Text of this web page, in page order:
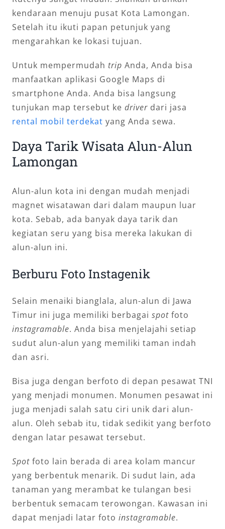
kendaraan menuju pusat Kota Lamongan.
Setelah itu ikuti papan petunjuk yang
mengarahkan ke lokasi tujuan.
Untuk mempermudah trip Anda, Anda bisa
manfaatkan aplikasi Google Maps di
smartphone Anda. Anda bisa langsung
tunjukan map tersebut ke driver dari jasa
rental mobil terdekat yang Anda sewa.
Daya Tarik Wisata Alun-Alun
Lamongan
Alun-alun kota ini dengan mudah menjadi
magnet wisatawan dari dalam maupun luar
kota. Sebab, ada banyak daya tarik dan
kegiatan seru yang bisa mereka lakukan di
alun-alun ini.
Berburu Foto Instagenik
Selain menaiki bianglala, alun-alun di Jawa
Timur ini juga memiliki berbagai spot foto
instagramable. Anda bisa menjelajahi setiap
sudut alun-alun yang memiliki taman indah
dan asri.
Bisa juga dengan berfoto di depan pesawat TNI
yang menjadi monumen. Monumen pesawat ini
juga menjadi salah satu ciri unik dari alun-
alun. Oleh sebab itu, tidak sedikit yang berfoto
dengan latar pesawat tersebut.
Spot foto lain berada di area kolam mancur
yang berbentuk menarik. Di sudut lain, ada
tanaman yang merambat ke tulangan besi
berbentuk semacam terowongan. Kawasan ini
dapat menjadi latar foto instagramable.